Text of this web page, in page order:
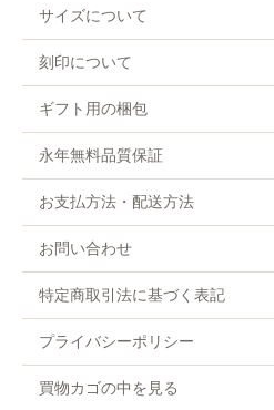
サイズについて
刻印について
ギフト用の梱包
永年無料品質保証
お支払方法・配送方法
お問い合わせ
特定商取引法に基づく表記
プライバシーポリシー
買物カゴの中を見る